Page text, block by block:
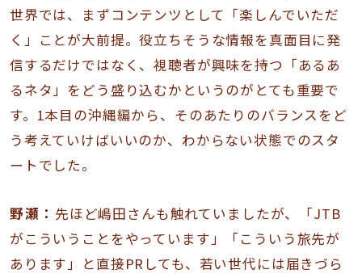
世界では、まずコンテンツとして「楽しんでいただ
く」ことが大前提。役立ちそうな情報を真面目に発
信するだけではなく、視聴者が興味を持つ「あるあ
るネタ」をどう盛り込むかというのがとても重要で
す。1本目の沖縄編から、そのあたりのバランスをど
う考えていけばいいのか、わからない状態でのスタ
ートでした。
野瀬： 先ほど嶋田さんも触れていましたが、「JTB
がこういうことをやっています」「こういう旅先が
あります」と直接PRしても、若い世代には届きづら